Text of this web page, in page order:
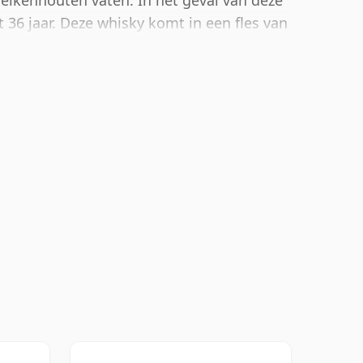
jaar. Deze whisky komt in een fles van